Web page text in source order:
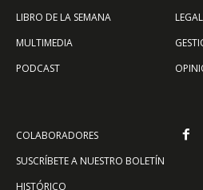
LIBRO DE LA SEMANA
MULTIMEDIA
PODCAST
COLABORADORES
SUSCRÍBETE A NUESTRO BOLETÍN
HISTÓRICO